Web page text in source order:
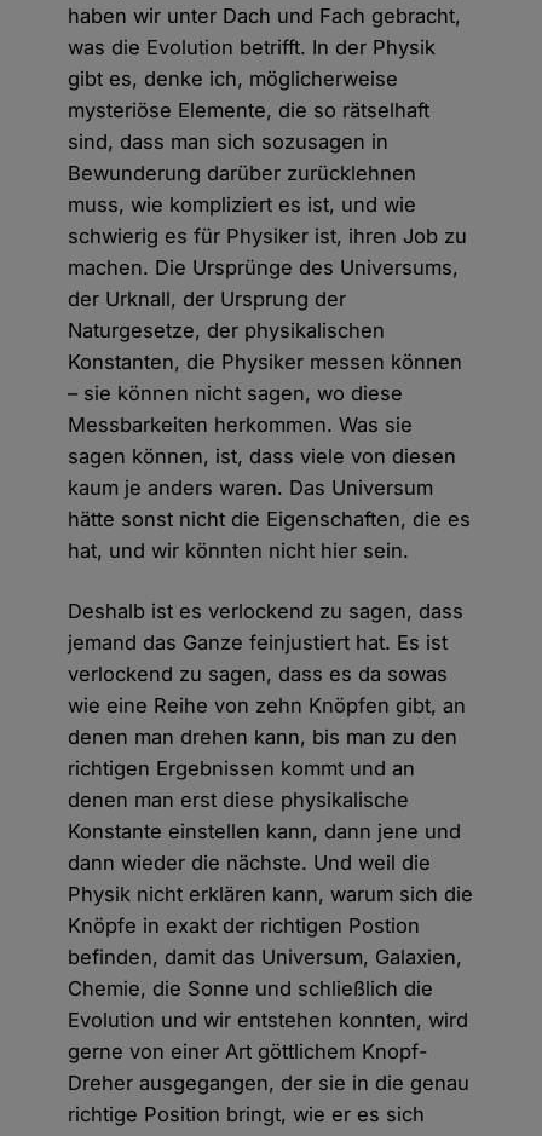
haben wir unter Dach und Fach gebracht,
was die Evolution betrifft. In der Physik
gibt es, denke ich, möglicherweise
mysteriöse Elemente, die so rätselhaft
sind, dass man sich sozusagen in
Bewunderung darüber zurücklehnen
muss, wie kompliziert es ist, und wie
schwierig es für Physiker ist, ihren Job zu
machen. Die Ursprünge des Universums,
der Urknall, der Ursprung der
Naturgesetze, der physikalischen
Konstanten, die Physiker messen können
– sie können nicht sagen, wo diese
Messbarkeiten herkommen. Was sie
sagen können, ist, dass viele von diesen
kaum je anders waren. Das Universum
hätte sonst nicht die Eigenschaften, die es
hat, und wir könnten nicht hier sein.
Deshalb ist es verlockend zu sagen, dass
jemand das Ganze feinjustiert hat. Es ist
verlockend zu sagen, dass es da sowas
wie eine Reihe von zehn Knöpfen gibt, an
denen man drehen kann, bis man zu den
richtigen Ergebnissen kommt und an
denen man erst diese physikalische
Konstante einstellen kann, dann jene und
dann wieder die nächste. Und weil die
Physik nicht erklären kann, warum sich die
Knöpfe in exakt der richtigen Postion
befinden, damit das Universum, Galaxien,
Chemie, die Sonne und schließlich die
Evolution und wir entstehen konnten, wird
gerne von einer Art göttlichem Knopf-
Dreher ausgegangen, der sie in die genau
richtige Position bringt, wie er es sich